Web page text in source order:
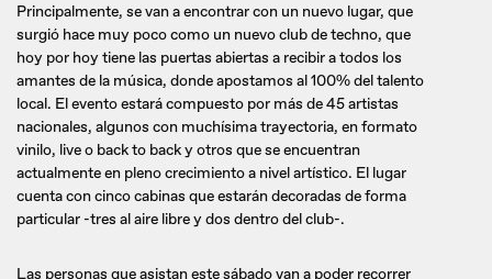
Principalmente, se van a encontrar con un nuevo lugar, que
surgió hace muy poco como un nuevo club de techno, que
hoy por hoy tiene las puertas abiertas a recibir a todos los
amantes de la música, donde apostamos al 100% del talento
local. El evento estará compuesto por más de 45 artistas
nacionales, algunos con muchísima trayectoria, en formato
vinilo, live o back to back y otros que se encuentran
actualmente en pleno crecimiento a nivel artístico. El lugar
cuenta con cinco cabinas que estarán decoradas de forma
particular -tres al aire libre y dos dentro del club-.
Las personas que asistan este sábado van a poder recorrer